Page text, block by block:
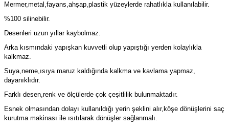
Mermer,metal,fayans,ahşap,plastik yüzeylerde rahatlıkla kullanılabilir.
%100 silinebilir.
Desenleri uzun yıllar kaybolmaz.
Arka kısmındaki yapışkan kuvvetli olup yapıştığı yerden kolaylıkla
kalkmaz.
Suya,neme,ısıya maruz kaldığında kalkma ve kavlama yapmaz,
dayanıklıdır.
Farklı desen,renk ve ölçülerde çok çeşitlilik bulunmaktadır.
Esnek olmasından dolayı kullanıldığı yerin şeklini alır,köşe dönüşlerini saç
kurutma makinası ile ısıtılarak dönüşler sağlanmalı.